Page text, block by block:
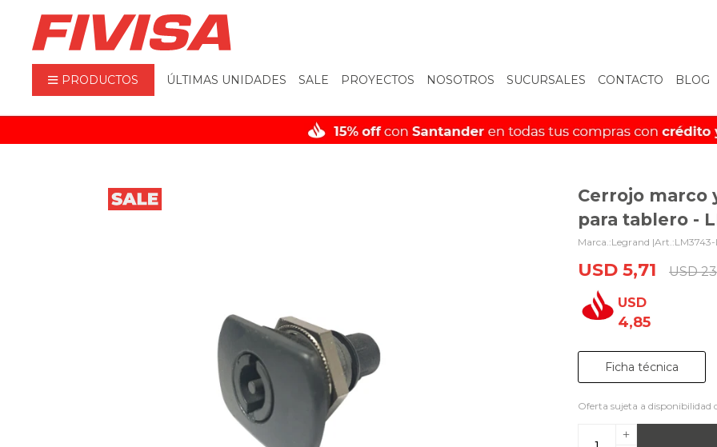
PRODUCTOS ÚLTIMAS UNIDADES SALE PROYECTOS NOSOTROS SUCURSALES CONTACTO BLOG
Cerrojo marco
para tablero -
Legrand |
USD 5,71 USD
USD
4,85
Ficha técnica
Oferta sujeta a disponibilidad
+